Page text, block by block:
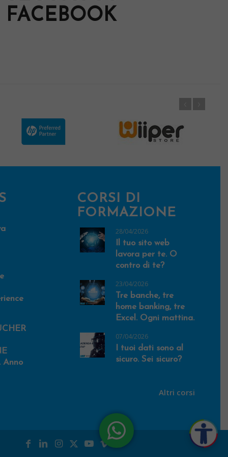
FACEBOOK
Anno
CORSI DI
FORMAZIONE
28/04/2026
Il tuo sito web
lavora per te. O
contro di te?
23/04/2026
Tre banche, tre
home banking, tre
Excel. Ogni mattina.
07/04/2026
I tuoi dati sono al
sicuro. Sei sicuro?
Altri corsi